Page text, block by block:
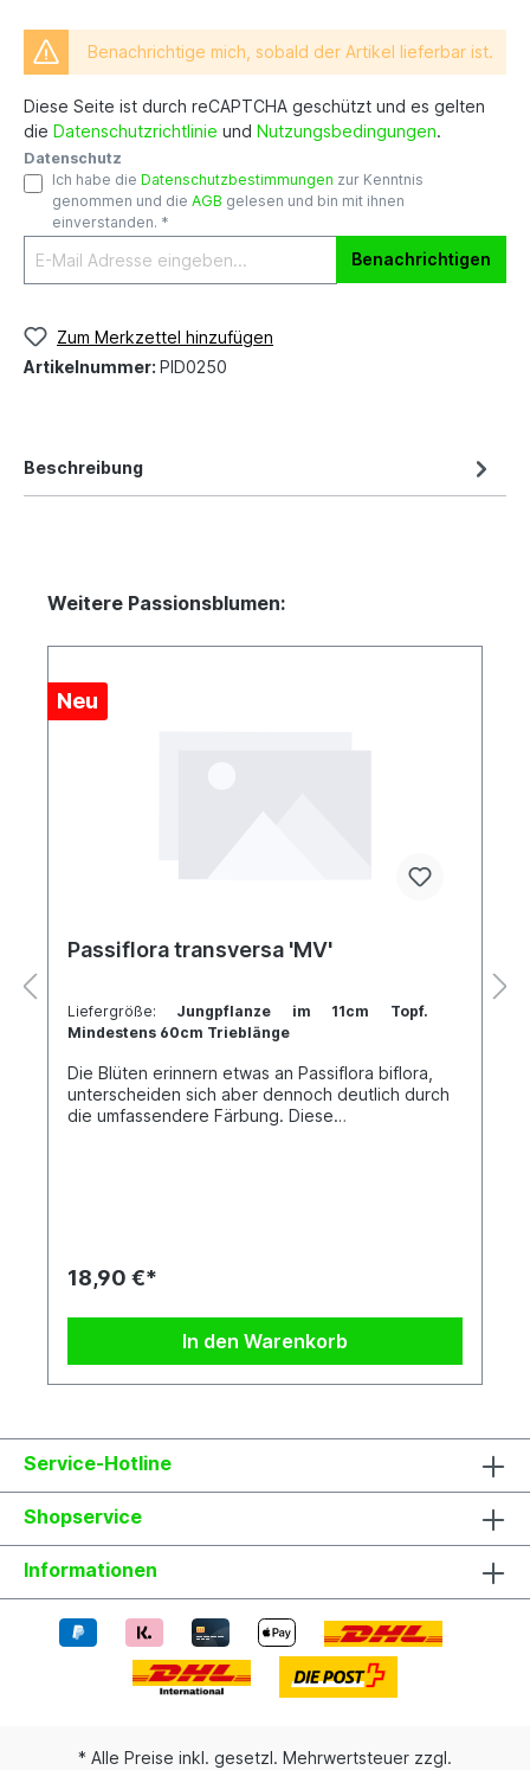
Benachrichtige mich, sobald der Artikel lieferbar ist.
Diese Seite ist durch reCAPTCHA geschützt und es gelten
die Datenschutzrichtlinie und Nutzungsbedingungen.
Datenschutz
Ich habe die Datenschutzbestimmungen zur Kenntnis
genommen und die AGB gelesen und bin mit ihnen
einverstanden. *
Benachrichtigen
Zum Merkzettel hinzufügen
Artikelnummer: PID0250
Beschreibung
Weitere Passionsblumen:
Neu
Passiflora transversa 'MV'
Liefergröße: Jungpflanze im 11cm Topf.
Mindestens 60cm Trieblänge
Die Blüten erinnern etwas an Passiflora biflora,
unterscheiden sich aber dennoch deutlich durch
die umfassendere Färbung. Diese
wenn du sie erhältst.
18,90 €*
In den Warenkorb
Service-Hotline
Shopservice
Informationen
* Alle Preise inkl. gesetzl. Mehrwertsteuer zzgl.